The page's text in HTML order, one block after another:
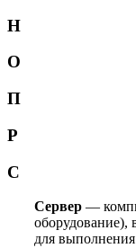
Н
О
П
Р
С
Сервер —
для